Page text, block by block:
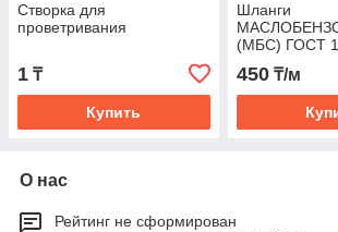
Створка для
проветривания
1 ₸
Купить
Шланги
(МБС) ГОСТ
450₸/м
О нас
Рейтинг не сформирован